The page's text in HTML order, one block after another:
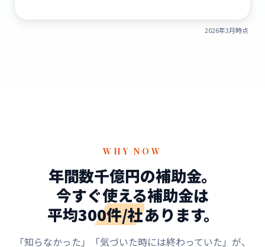
2026年3月時点
WHY NOW
年間数千億円の補助金。
今すぐ使える補助金は
平均300件/社あります。
「知らなかった」「気づいた時には終わっていた」が、